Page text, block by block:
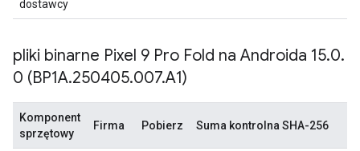
dostawcy
pliki binarne Pixel 9 Pro Fold na Androida 15.0.
0 (BP1A.250405.007.A1)
Komponent
sprzętowy
Firma Pobierz Suma kontrolna SHA-256